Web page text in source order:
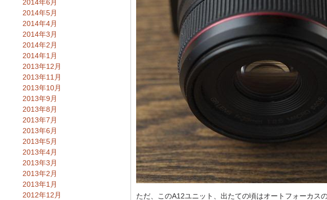
ただ、このA12ユニット、出たての頃はオートフォーカス
2014年6月
2014年5月
2014年4月
2014年3月
2014年2月
2014年1月
2013年12月
2013年11月
2013年10月
2013年9月
2013年8月
2013年7月
2013年6月
2013年5月
2013年4月
2013年3月
2013年2月
2013年1月
2012年12月